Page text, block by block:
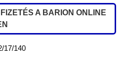
A BARION ONLINE
17/140